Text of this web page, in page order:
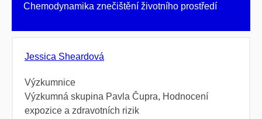
Chemodynamika znečištění životního prostředí
Jessica Sheardová
Výzkumnice
Výzkumná skupina Pavla Čupra, Hodnocení
expozice a zdravotních rizik